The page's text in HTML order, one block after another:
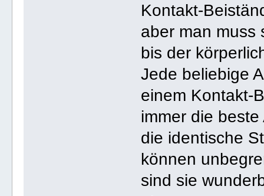
Kontakt-
aber man muss
bis der
Jede beliebige
einem Kontakt-
immer die
die identische
können
sind sie